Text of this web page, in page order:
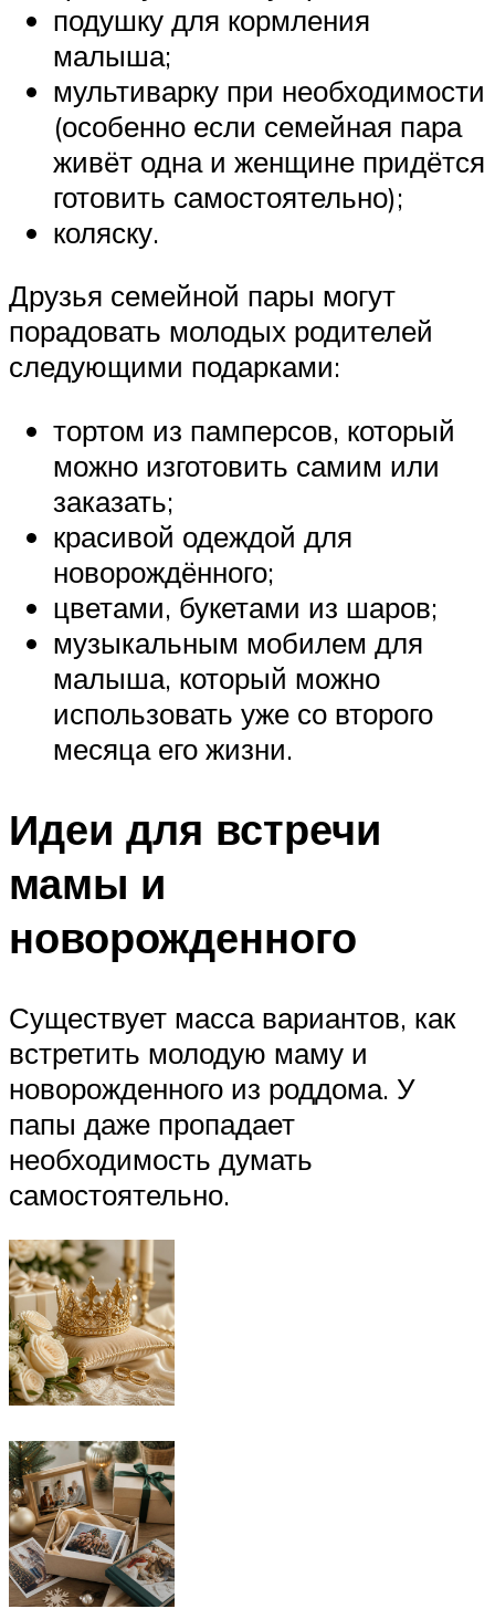
подушку для кормления
малыша;
мультиварку при необходимости
(особенно если семейная пара
живёт одна и женщине придётся
готовить самостоятельно);
коляску.
Друзья семейной пары могут
порадовать молодых родителей
следующими подарками:
тортом из памперсов, который
можно изготовить самим или
заказать;
красивой одеждой для
новорождённого;
цветами, букетами из шаров;
музыкальным мобилем для
малыша, который можно
использовать уже со второго
месяца его жизни.
Идеи для встречи
мамы и
новорожденного
Существует масса вариантов, как
встретить молодую маму и
новорожденного из роддома. У
папы даже пропадает
необходимость думать
самостоятельно.